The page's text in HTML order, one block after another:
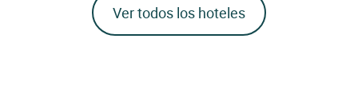
Ver todos los hoteles